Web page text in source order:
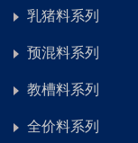
乳猪料系列
预混料系列
教槽料系列
全价料系列